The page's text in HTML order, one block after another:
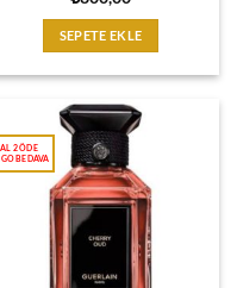
üzerinden
0
oy
aldı
SEPETE EKLE